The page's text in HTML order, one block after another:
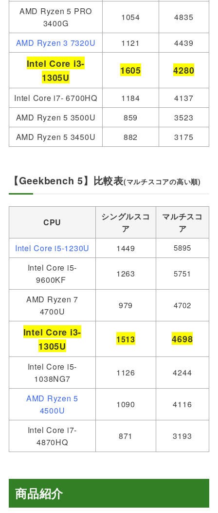
AMD Ryzen 5 PRO
3400G
1054 4835
AMD Ryzen 3 7320U 1121 4439
Intel Core i3-
1305U
1605 4280
Intel Core i7- 6700HQ 1184
4137
AMD Ryzen 5 3500U
859
3523
AMD Ryzen 5 3450U
882 3175
【Geekbench 5】比較表(マルチスコアの高い順)
CPU
シングルスコ
ア
マルチスコ
ア
Intel Core i5-1230U
1449 5895
Intel Core i5-
9600KF
1263 5751
AMD Ryzen 7
4700U
979 4702
Intel Core i3-
1305U
1513 4698
Intel Core i5-
1038NG7
1126 4244
AMD Ryzen 5
4500U
1090 4116
Intel Core i7-
4870HQ
871 3193
商品紹介